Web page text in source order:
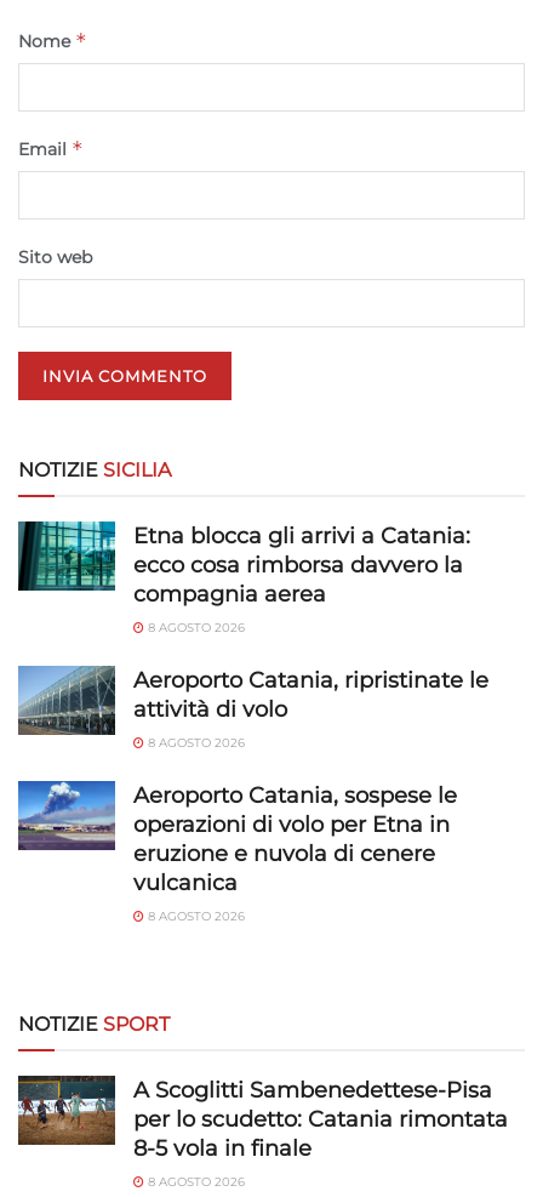
Abbinare e combinare dati provenienti da altre
Riconoscere i dispositivi in base a informazioni
richieste attivamente.
e presentare pubblicità e contenuto,
Nome *
Email *
Sito web
NOTIZIE SICILIA
Etna blocca gli arrivi a Catania:
ecco cosa rimborsa davvero la
compagnia aerea
8 AGOSTO 2026
Aeroporto Catania, ripristinate le
attività di volo
8 AGOSTO 2026
Aeroporto Catania, sospese le
operazioni di volo per Etna in
eruzione e nuvola di cenere
vulcanica
8 AGOSTO 2026
NOTIZIE SPORT
A Scoglitti Sambenedettese-Pisa
per lo scudetto: Catania rimontata
8-5 vola in finale
8 AGOSTO 2026